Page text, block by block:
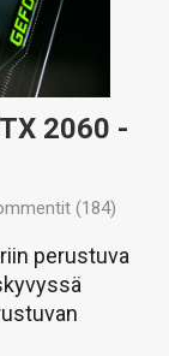
2060 -
(184)
perustuva